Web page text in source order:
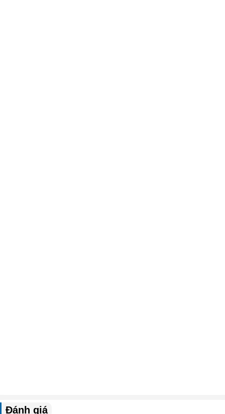
Đánh giá